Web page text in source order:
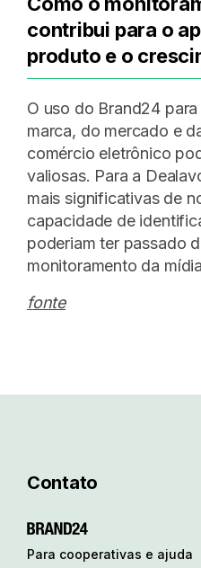
contribui para o
produto e o
O uso do Brand24
marca, do mercado e
comércio eletrônico
valiosas. Para a
mais significativas de
capacidade de
poderiam ter passado
monitoramento da
fonte
Contato
Para cooperativas e ajuda